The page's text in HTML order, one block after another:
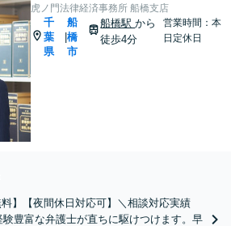
虎ノ門法律経済事務所 船橋支店
千
葉
県
船
橋
市
船橋駅から
徒歩4分
営業時間：本
日定休日
料】【夜間休日対応可】＼相談対応実績
験豊富な弁護士が直ちに駆けつけます。早